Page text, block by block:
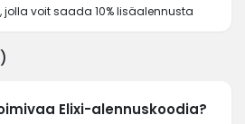
jolla voit saada 10% lisäalennusta
Elixi-alennuskoodia?